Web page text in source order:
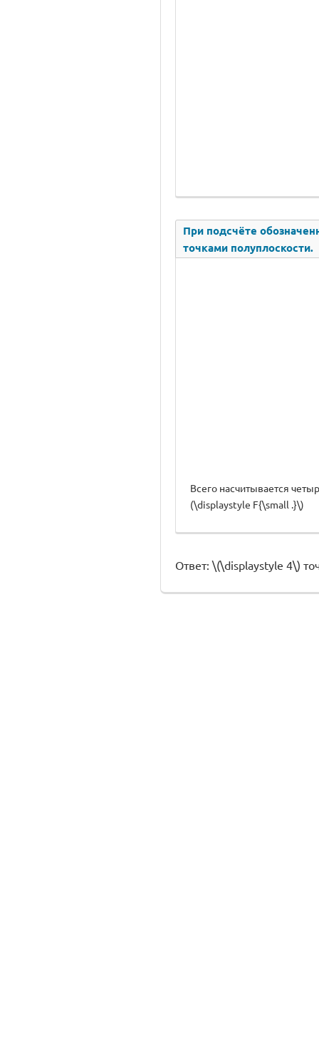
При подсчёте
точками полуплоскости.
Всего насчитывается
(\displaystyle F{\small .}\)
Ответ: \(\displaystyle 4\)